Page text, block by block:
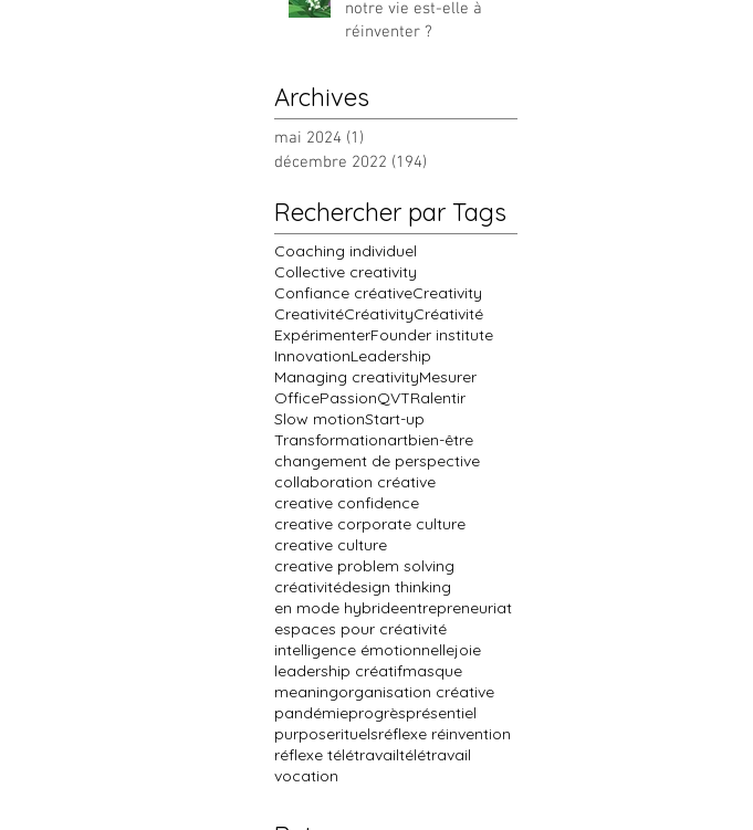
notre vie est-elle à
réinventer ?
Archives
mai 2024 (1)
décembre 2022 (194)
Rechercher par Tags
Coaching individuel
Collective creativity
Confiance créativeCreativity
CreativitéCréativityCréativité
ExpérimenterFounder institute
InnovationLeadership
Managing creativityMesurer
OfficePassionQVTRalentir
Slow motionStart-up
Transformationartbien-être
changement de perspective
collaboration créative
creative confidence
creative corporate culture
creative culture
creative problem solving
créativitédesign thinking
en mode hybrideentrepreneuriat
espaces pour créativité
intelligence émotionnellejoie
leadership créatifmasque
meaningorganisation créative
pandémieprogrèsprésentiel
purposerituelsréflexe réinvention
réflexe télétravailtélétravail
vocation